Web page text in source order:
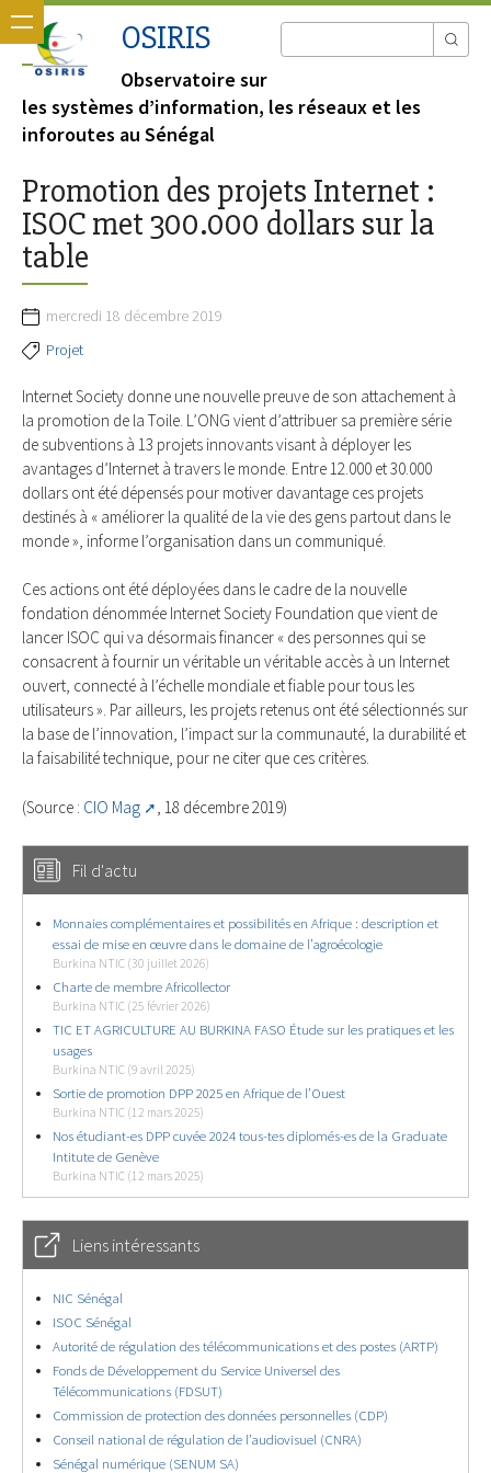
OSIRIS
Observatoire sur
les systèmes d’information, les réseaux et les
inforoutes au Sénégal
Promotion des projets Internet :
ISOC met 300.000 dollars sur la
table
mercredi 18 décembre 2019
Projet
Internet Society donne une nouvelle preuve de son attachement à
la promotion de la Toile. L’ONG vient d’attribuer sa première série
de subventions à 13 projets innovants visant à déployer les
avantages d’Internet à travers le monde. Entre 12.000 et 30.000
dollars ont été dépensés pour motiver davantage ces projets
destinés à « améliorer la qualité de la vie des gens partout dans le
monde », informe l’organisation dans un communiqué.
Ces actions ont été déployées dans le cadre de la nouvelle
fondation dénommée Internet Society Foundation que vient de
lancer ISOC qui va désormais financer « des personnes qui se
consacrent à fournir un véritable un véritable accès à un Internet
ouvert, connecté à l’échelle mondiale et fiable pour tous les
utilisateurs ». Par ailleurs, les projets retenus ont été sélectionnés sur
la base de l’innovation, l’impact sur la communauté, la durabilité et
la faisabilité technique, pour ne citer que ces critères.
(Source : CIO Mag , 18 décembre 2019)
Fil d'actu
Monnaies complémentaires et possibilités en Afrique : description et
essai de mise en œuvre dans le domaine de l’agroécologie
Burkina NTIC (30 juillet 2026)
Charte de membre Africollector
Burkina NTIC (25 février 2026)
TIC ET AGRICULTURE AU BURKINA FASO Étude sur les pratiques et les
usages
Burkina NTIC (9 avril 2025)
Sortie de promotion DPP 2025 en Afrique de l’Ouest
Burkina NTIC (12 mars 2025)
Nos étudiant-es DPP cuvée 2024 tous-tes diplomés-es de la Graduate
Intitute de Genève
Burkina NTIC (12 mars 2025)
Liens intéressants
NIC Sénégal
ISOC Sénégal
Autorité de régulation des télécommunications et des postes (ARTP)
Fonds de Développement du Service Universel des
Télécommunications (FDSUT)
Commission de protection des données personnelles (CDP)
Conseil national de régulation de l’audiovisuel (CNRA)
Sénégal numérique (SENUM SA)